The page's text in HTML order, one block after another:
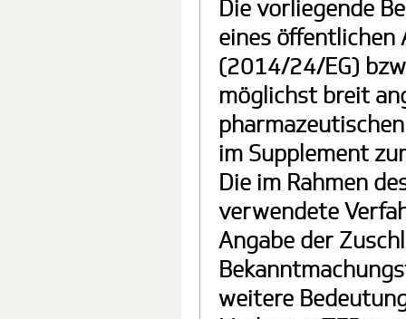
Die vorliegende
eines öffentlichen
(2014/24/EG)
möglichst breit
im Supplement
Die im Rahmen
verwendete
Angabe der
weitere